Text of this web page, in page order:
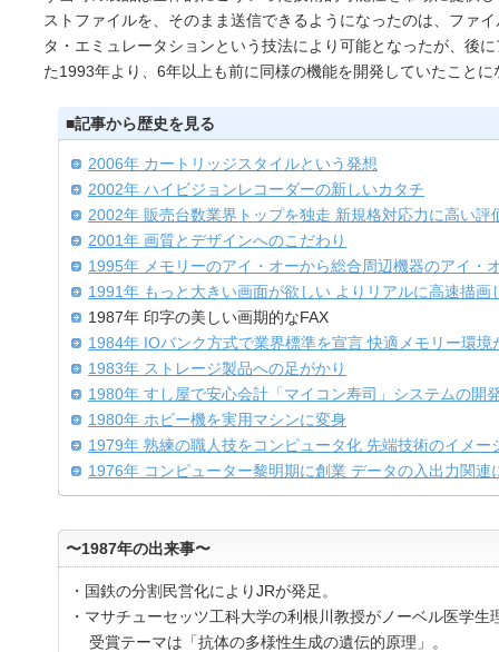
ストファイルを、そのまま送信できるようになったのは、ファ
タ・エミュレータションという技法により可能となったが、後
た1993年より、6年以上も前に同様の機能を開発していたことに
■記事から歴史を見る
2006年 カートリッジスタイルという発想
2002年 ハイビジョンレコーダーの新しいカタチ
2002年 販売台数業界トップを独走 新規格対応力に高い評
2001年 画質とデザインへのこだわり
1995年 メモリーのアイ・オーから総合周辺機器のアイ・
1991年 もっと大きい画面が欲しい よりリアルに高速描画
1987年 印字の美しい画期的なFAX
1984年 IOバンク方式で業界標準を宣言 快適メモリー環境
1983年 ストレージ製品への足がかり
1980年 すし屋で安心会計「マイコン寿司」システムの開
1980年 ホビー機を実用マシンに変身
1979年 熟練の職人技をコンピュータ化 先端技術のイメー
1976年 コンピューター黎明期に創業 データの入出力関連
〜1987年の出来事〜
・国鉄の分割民営化によりJRが発足。
・マサチューセッツ工科大学の利根川教授がノーベル医学生
受賞テーマは「抗体の多様性生成の遺伝的原理」。